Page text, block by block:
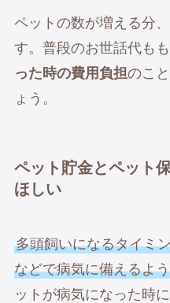
ペットの数が増える分
す。普段のお世話代もも
った時の費用負担のこ
ょう。
ペット貯金とペット
ほしい
多頭飼いになるタイミ
などで病気に備えるよ
ットが病気になった時